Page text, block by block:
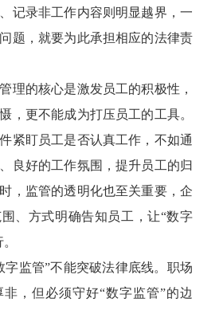
记录非工作内容则明显越界，一
题，就要为此承担相应的法律责
的核心是激发员工的积极性，
，更不能成为打压员工的工具。
紧盯员工是否认真工作，不如通
良好的工作氛围，提升员工的归
，监管的透明化也至关重要，企
、方式明确告知员工，让“数字
监管”不能突破法律底线。职场
，但必须守好“数字监管”的边